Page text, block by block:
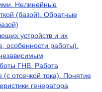
Нелинейные
(базой). Обратные
устройств и их
особенности работы).
ГНВ. Работа
отсечкой тока). Понятие
генератора